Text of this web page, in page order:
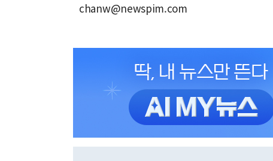
chanw@newspim.com